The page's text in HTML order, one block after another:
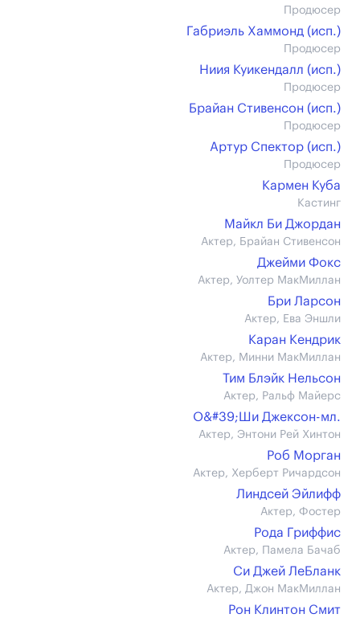
Продюсер
Габриэль Хаммонд (иcп.)
Продюсер
Ниия Куикендалл (иcп.)
Продюсер
Брайан Стивенсон (иcп.)
Продюсер
Артур Спектор (иcп.)
Продюсер
Кармен Куба
Кастинг
Майкл Би Джордан
Актер, Брайан Стивенсон
Джейми Фокс
Актер, Уолтер МакМиллан
Бри Ларсон
Актер, Ева Эншли
Каран Кендрик
Актер, Минни МакМиллан
Тим Блэйк Нельсон
Актер, Ральф Майерс
О&#39;Ши Джексон-мл.
Актер, Энтони Рей Хинтон
Роб Морган
Актер, Херберт Ричардсон
Линдсей Эйлифф
Актер, Фостер
Рода Гриффис
Актер, Памела Бачаб
Си Джей ЛеБланк
Актер, Джон МакМиллан
Рон Клинтон Смит